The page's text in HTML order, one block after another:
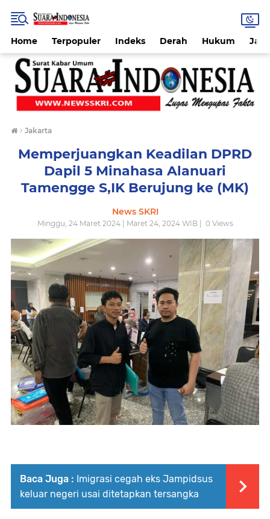
Home Terpopuler Indeks Derah Hukum
› Jakarta
Memperjuangkan Keadilan DPRD
Dapil 5 Minahasa Alanuari
Tamengge S,IK Berujung ke (MK)
News SKRI
Minggu, 24 Maret 2024 | Maret 24, 2024 WIB | 0Views
Baca Juga : Imigrasi cegah eks Jampidsus
keluar negeri usai ditetapkan tersangka